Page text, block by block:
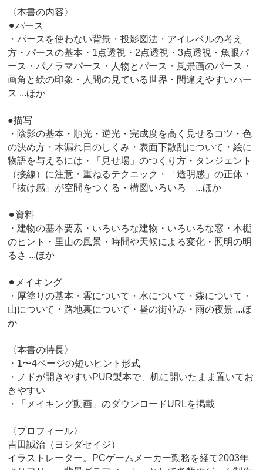
〈本書の内容〉
⚫︎パース
・パースを使わない背景・投影図法・アイレベルの考え
方・パースの基本・1点透視・2点透視・3点透視・魚眼パ
ース・パノラマパース・人物とパース・風景画のパース・
画角と絵の印象・人間の見ている世界・間違えやすいパー
ス ...ほか
●描写
・陰影の基本・順光・逆光・完成度を高く見せるコツ・色
の決め方・木漏れ日のしくみ・表面下散乱について・絵に
物語を与えるには・「見せ場」のつくり方・タンジェント
（接線）に注意・重ねるテクニック・「透明感」の正体・
「抜け感」が空間をつくる・構図いろいろ ...ほか
⚫︎資料
・建物の基本要素・いろいろな建物・いろいろな窓・本棚
のヒント・里山の風景・時間や天候による変化・照明の明
るさ ...ほか
⚫︎メイキング
・厚塗りの基本・雲について・水について・森について・
山について・路地裏について・昼の街並み・雨の夜景 ...ほ
か
〈本書の特長〉
・1〜4ページの短いヒント形式
・ノドが開きやすいPUR製本で、机に開いたまま置いてお
きやすい
・「メイキング動画」のダウンロードURLを掲載
〈プロフィール〉
吉田誠治（ヨシダセイジ）
イラストレーター。PCゲームメーカー勤務を経て2003年